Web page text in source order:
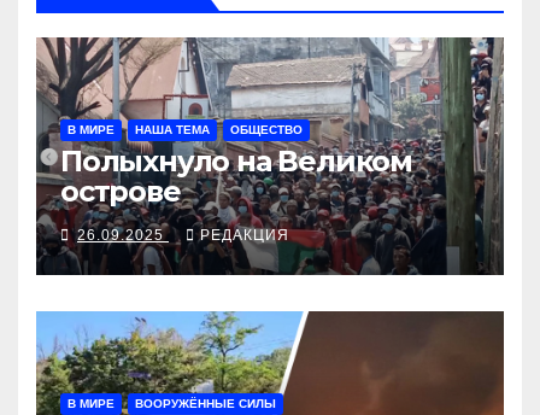
В МИРЕ НАША ТЕМА ОБЩЕСТВО
Полыхнуло на Великом
острове
26.09.2025 РЕДАКЦИЯ
В МИРЕ ВООРУЖЁННЫЕ СИЛЫ